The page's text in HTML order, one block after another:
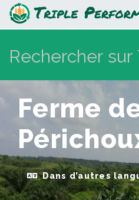
Ferme des
Ferme
Dans d’autres